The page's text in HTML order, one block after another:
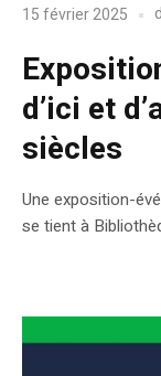
15 février 2025
d’ici et
siècles
Une exposition-
se tient à